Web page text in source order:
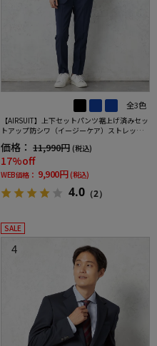
全3色
【AIRSUIT】上下セットパンツ裾上げ済みセッ
トアップ防シワ（イージーケア）ストレッチ
通年吸汗速乾UVカット2つボタンジャケットノ
ータックスラックス春夏
価格： 11,990円 (税込)
17%off
WEB価格： 9,900円 (税込)
4.0 （2）
SALE
4